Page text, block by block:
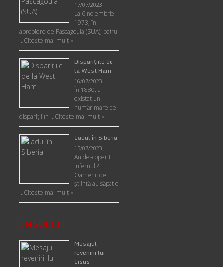
17/07/2023
La 6 noiembrie
1973, în
apropiere de Pascagoula (SUA), patru
…Citește mai mult »
Disparițiile de
la West Ham
16/07/2023
În 1880, a
existat un
număr mare de
dispariții în …Citește mai mult »
Iadul în Siberia
15/07/2023
Au descoperit
Infernul ?
Oamenii de
ştiinţă au săpat o
…Citește mai mult »
INSOLIT
Mesajul
revenirii lui
Iisus